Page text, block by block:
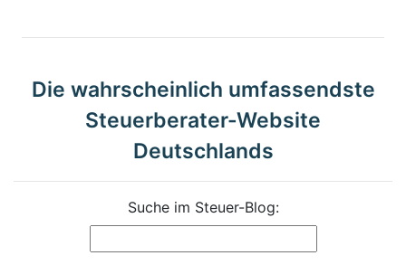
Die wahrscheinlich umfassendste
Steuerberater-Website
Deutschlands
Suche im Steuer-Blog: